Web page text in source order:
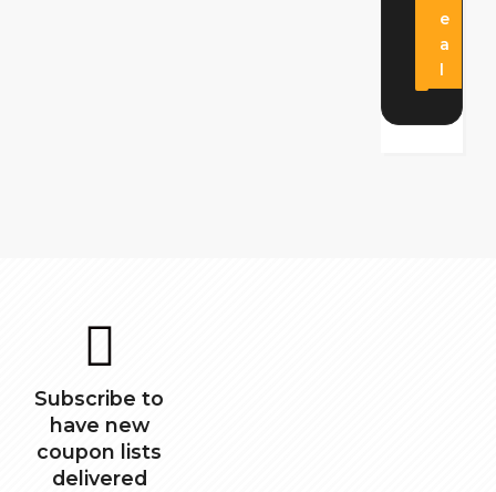
e
a
l
Subscribe to
have new
coupon lists
delivered